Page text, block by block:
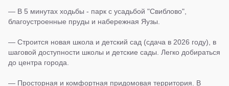
— В 5 минутах ходьбы - парк с усадьбой "Свиблово",
благоустроенные пруды и набережная Яузы.
— Строится новая школа и детский сад (сдача в 2026 году), в
шаговой доступности школы и детские сады. Легко добираться
до центра города.
— Просторная и комфортная придомовая территория. В